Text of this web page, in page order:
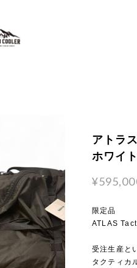
アトラ
ホワイ
限定品
ATLAS
受注生産と
タクティカ